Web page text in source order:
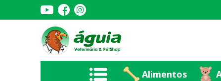
Alimentos